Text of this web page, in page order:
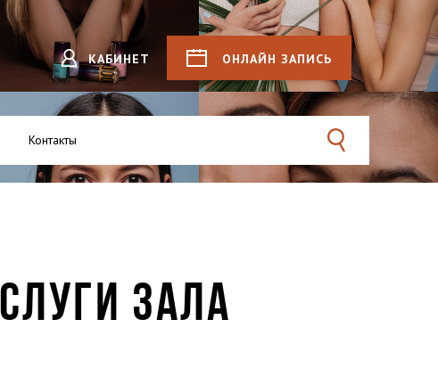
КАБИНЕТ ОНЛАЙН ЗАПИСЬ
Контакты Поиск
ЗАЛА